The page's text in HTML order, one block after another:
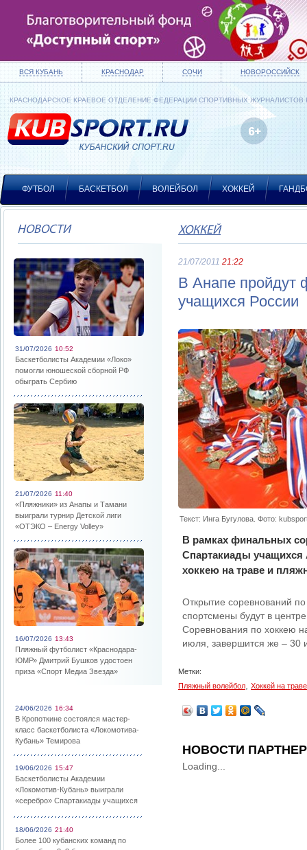
ВСЯ КУБАНЬ КРАСНОДАР СОЧИ НОВОРОССИЙСК
КРАСНОДАРСКОЕ КРАЕВОЕ ОТДЕЛЕНИЕ ФЕДЕРАЦИИ СПОРТИВНЫХ ЖУРНАЛИСТОВ
ФУТБОЛ БАСКЕТБОЛ ВОЛЕЙБОЛ ХОККЕЙ
НОВОСТИ
31/07/2026 10:52
Баскетболисты Академии «Локо»
помогли юношеской сборной РФ
обыграть Сербию
21/07/2026 11:40
«Пляжники» из Анапы и Тамани
выиграли турнир Детской лиги
«ОТЭКО – Energy Volley»
16/07/2026 13:43
Пляжный футболист «Краснодара-
ЮМР» Дмитрий Бушков удостоен
приза «Спорт Медиа Звезда»
24/06/2026 16:34
В Кропоткине состоялся мастер-
класс баскетболиста «Локомотива-
Кубань» Темирова
19/06/2026 15:47
Баскетболисты Академии
«Локомотив-Кубань» выиграли
«серебро» Спартакиады учащихся
18/06/2026 21:40
Более 100 кубанских команд по
ХОККЕЙ
21/07/2011 21:22
В Анапе пройдут
учащихся России
Текст: Инга Бугулова. Фото:
В рамках финальных
Спартакиады учащихся
хоккею на траве и
Открытие соревнований
спортсмены будут в
Соревнования по хоккею
июля, завершится же – 30
Метки:
Пляжный волейбол
Хоккей на траве
НОВОСТИ
Loading...